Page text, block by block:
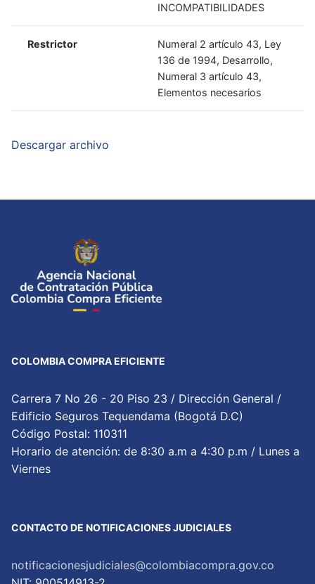
INCOMPATIBILIDADES
Restrictor
Numeral 2 artículo 43, Ley
136 de 1994, Desarrollo,
Numeral 3 artículo 43,
Elementos necesarios
Descargar archivo
COLOMBIA COMPRA EFICIENTE
Carrera 7 No 26 - 20 Piso 23 / Dirección General /
Edificio Seguros Tequendama (Bogotá D.C)
Código Postal: 110311
Horario de atención: de 8:30 a.m a 4:30 p.m / Lunes a
Viernes
CONTACTO DE NOTIFICACIONES JUDICIALES
notificacionesjudiciales@colombiacompra.gov.co